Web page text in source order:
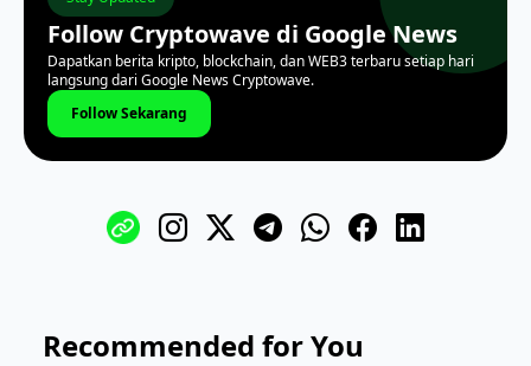
Follow Cryptowave di Google News
Dapatkan berita kripto, blockchain, dan WEB3 terbaru setiap hari
langsung dari Google News Cryptowave.
Follow Sekarang
Recommended for You